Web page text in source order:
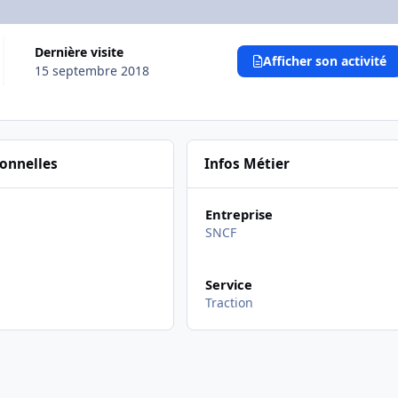
Dernière visite
15 septembre 2018
Afficher son activité
Infos Métier
Entreprise
SNCF
Service
Traction